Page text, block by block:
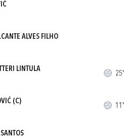
ALVES FILHO
LINTULA
25'
(C)
11'